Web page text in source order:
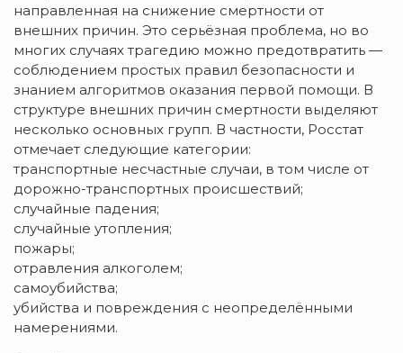
направленная на снижение смертности от
внешних причин. Это серьёзная проблема, но во
многих случаях трагедию можно предотвратить —
соблюдением простых правил безопасности и
знанием алгоритмов оказания первой помощи. В
структуре внешних причин смертности выделяют
несколько основных групп. В частности, Росстат
отмечает следующие категории:
транспортные несчастные случаи, в том числе от
дорожно-транспортных происшествий;
случайные падения;
случайные утопления;
пожары;
отравления алкоголем;
самоубийства;
убийства и повреждения с неопределёнными
намерениями.